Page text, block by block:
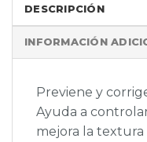
DESCRIPCIÓN
INFORMACIÓN
Previene y
Ayuda a
mejora la textura